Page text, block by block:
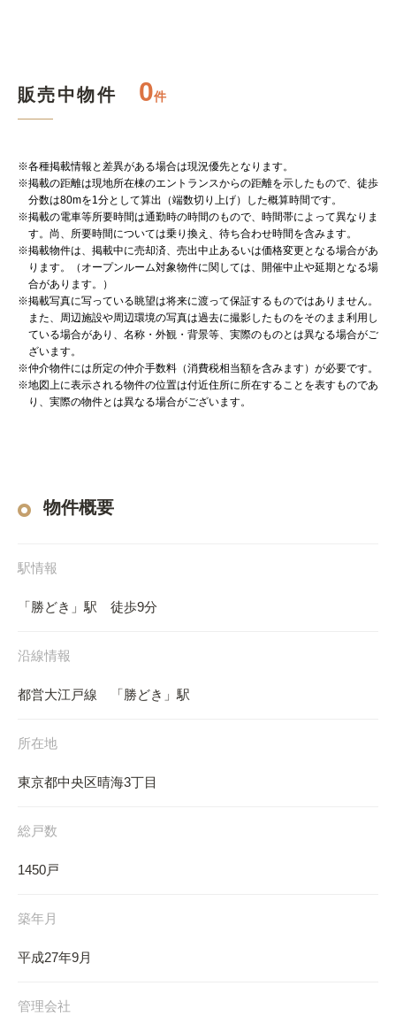
販売中物件 0件
※各種掲載情報と差異がある場合は現況優先となります。
※掲載の距離は現地所在棟のエントランスからの距離を示したもので、徒歩
分数は80mを1分として算出（端数切り上げ）した概算時間です。
※掲載の電車等所要時間は通勤時の時間のもので、時間帯によって異なりま
す。尚、所要時間については乗り換え、待ち合わせ時間を含みます。
※掲載物件は、掲載中に売却済、売出中止あるいは価格変更となる場合があ
ります。（オープンルーム対象物件に関しては、開催中止や延期となる場
合があります。）
※掲載写真に写っている眺望は将来に渡って保証するものではありません。
また、周辺施設や周辺環境の写真は過去に撮影したものをそのまま利用し
ている場合があり、名称・外観・背景等、実際のものとは異なる場合がご
ざいます。
※仲介物件には所定の仲介手数料（消費税相当額を含みます）が必要です。
※地図上に表示される物件の位置は付近住所に所在することを表すものであ
り、実際の物件とは異なる場合がございます。
物件概要
駅情報
「勝どき」駅 徒歩9分
沿線情報
都営大江戸線 「勝どき」駅
所在地
東京都中央区晴海3丁目
総戸数
1450戸
築年月
平成27年9月
管理会社